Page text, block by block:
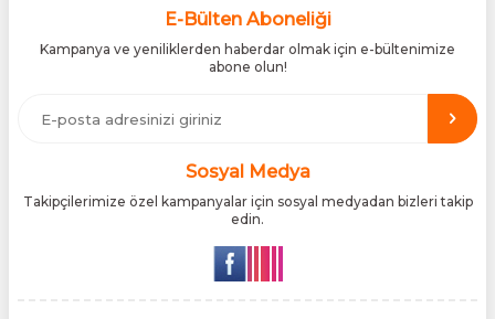
siteleri arasında yer almaktadır. Türkiye’de Cantu, Wilkinson
distribütörlüğünü yürütüyor, bu markaların tüm ürünlerini ithal
etmektedir. Tüm ithalat süreçlerimizde orijinallik belgeleri ve
üretici iş birlikleriyle çalışarak, ürünlerin en güvenilir şekilde
Türkiye pazarına ulaşmasını sağlıyoruz. Amacımız, dünya
genelinde milyonlarca kullanıcıya hitap eden bu markaları,
Türk tüketicilerle doğrudan, güvenli ve orijinal bir şekilde
E-Bülten Aboneliği
Kampanya ve yeniliklerden haberdar olmak için e-bültenimize
abone olun!
Sosyal Medya
Takipçilerimize özel kampanyalar için sosyal medyadan bizleri takip
edin.